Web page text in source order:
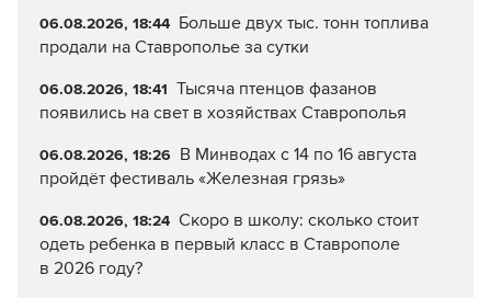
06.08.2026, 18:44 Больше двух тыс. тонн топлива
продали на Ставрополье за сутки
06.08.2026, 18:41 Тысяча птенцов фазанов
появились на свет в хозяйствах Ставрополья
06.08.2026, 18:26 В Минводах с 14 по 16 августа
пройдёт фестиваль «Железная грязь»
06.08.2026, 18:24 Скоро в школу: сколько стоит
одеть ребенка в первый класс в Ставрополе
в 2026 году?